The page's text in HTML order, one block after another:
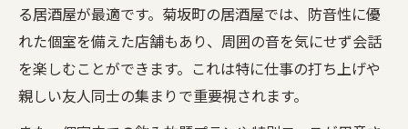
る居酒屋が最適です。菊坂町の居酒屋では、防音性に優
れた個室を備えた店舗もあり、周囲の音を気にせず会話
を楽しむことができます。これは特に仕事の打ち上げや
親しい友人同士の集まりで重要視されます。